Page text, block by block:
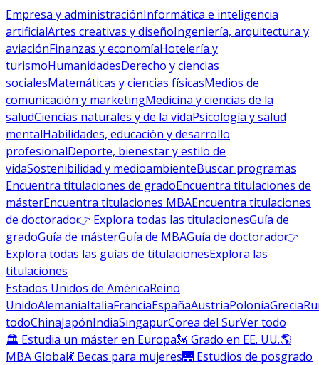
Empresa y administraciónInformática e inteligencia
artificialArtes creativas y diseñoIngeniería, arquitectura y
aviaciónFinanzas y economíaHotelería y
turismoHumanidadesDerecho y ciencias
socialesMatemáticas y ciencias físicasMedios de
comunicación y marketingMedicina y ciencias de la
saludCiencias naturales y de la vidaPsicología y salud
mentalHabilidades, educación y desarrollo
profesionalDeporte, bienestar y estilo de
vidaSostenibilidad y medioambienteBuscar programas
Encuentra titulaciones de gradoEncuentra titulaciones de
másterEncuentra titulaciones MBAEncuentra titulaciones
de doctorado👉 Explora todas las titulacionesGuía de
gradoGuía de másterGuía de MBAGuía de doctorado👉
Explora todas las guías de titulacionesExplora las
titulaciones
Estados Unidos de AméricaReino
UnidoAlemaniaItaliaFranciaEspañaAustriaPoloniaGrecia
todoChinaJapónIndiaSingapurCorea del SurVer todo
🏛 Estudia un máster en Europa🗽 Grado en EE. UU.🌎
MBA Global💃 Becas para mujeres🌉 Estudios de posgrado